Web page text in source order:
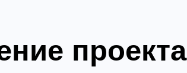
проекта